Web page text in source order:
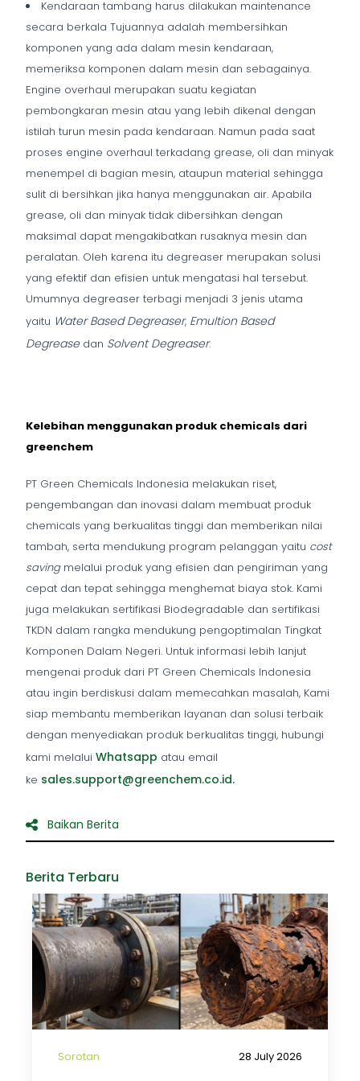
Kendaraan tambang harus dilakukan maintenance
secara berkala Tujuannya adalah membersihkan
komponen yang ada dalam mesin kendaraan,
memeriksa komponen dalam mesin dan sebagainya.
Engine overhaul merupakan suatu kegiatan
pembongkaran mesin atau yang lebih dikenal dengan
istilah turun mesin pada kendaraan. Namun pada saat
proses engine overhaul terkadang grease, oli dan minyak
menempel di bagian mesin, ataupun material sehingga
sulit di bersihkan jika hanya menggunakan air. Apabila
grease, oli dan minyak tidak dibersihkan dengan
maksimal dapat mengakibatkan rusaknya mesin dan
peralatan. Oleh karena itu degreaser merupakan solusi
yang efektif dan efisien untuk mengatasi hal tersebut.
Umumnya degreaser terbagi menjadi 3 jenis utama
yaitu Water Based Degreaser, Emultion Based
Degreasedan Solvent Degreaser.
Kelebihan menggunakan produk chemicals dari
greenchem
PT Green Chemicals Indonesia melakukan riset,
pengembangan dan inovasi dalam membuat produk
chemicals yang berkualitas tinggi dan memberikan nilai
tambah, serta mendukung program pelanggan yaitu cost
saving melalui produk yang efisien dan pengiriman yang
cepat dan tepat sehingga menghemat biaya stok. Kami
juga melakukan sertifikasi Biodegradable dan sertifikasi
TKDN dalam rangka mendukung pengoptimalan Tingkat
Komponen Dalam Negeri. Untuk informasi lebih lanjut
mengenai produk dari PT Green Chemicals Indonesia
atau ingin berdiskusi dalam memecahkan masalah, Kami
siap membantu memberikan layanan dan solusi terbaik
dengan menyediakan produk berkualitas tinggi, hubungi
kami melalui Whatsapp atau email
ke sales.support@greenchem.co.id.
Baikan Berita
Berita Terbaru
Sorotan 28 July 2026